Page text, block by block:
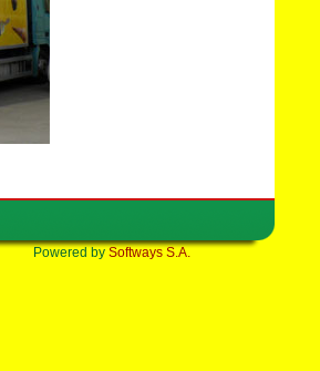
Powered by Softways S.A.